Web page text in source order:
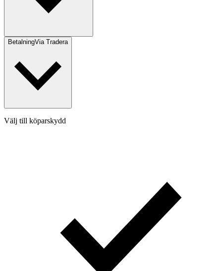
BetalningVia Tradera
Välj till köparskydd